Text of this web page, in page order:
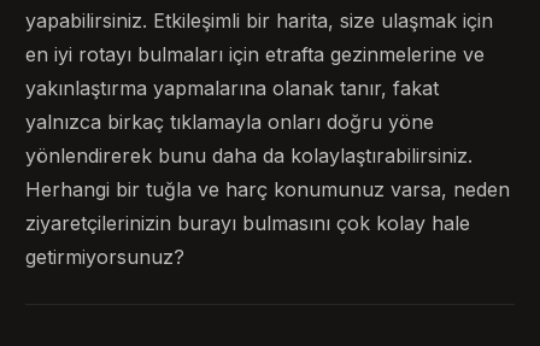
yapabilirsiniz. Etkileşimli bir harita, size ulaşmak için
en iyi rotayı bulmaları için etrafta gezinmelerine ve
yakınlaştırma yapmalarına olanak tanır, fakat
yalnızca birkaç tıklamayla onları doğru yöne
yönlendirerek bunu daha da kolaylaştırabilirsiniz.
Herhangi bir tuğla ve harç konumunuz varsa, neden
ziyaretçilerinizin burayı bulmasını çok kolay hale
getirmiyorsunuz?